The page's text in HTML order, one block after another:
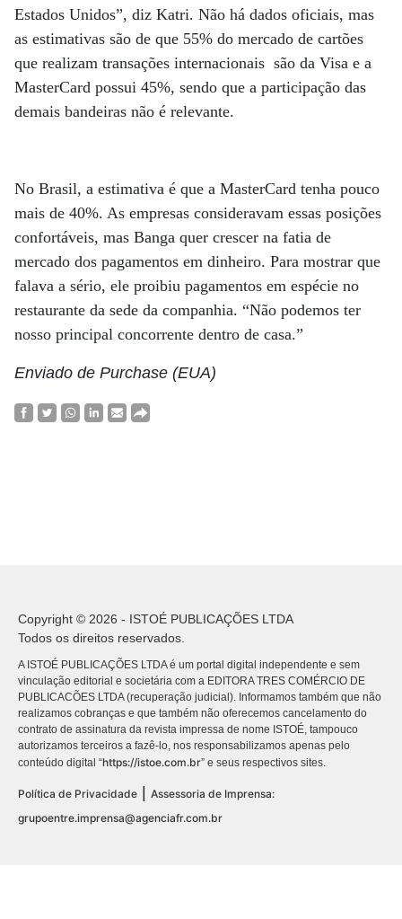
Estados Unidos”, diz Katri. Não há dados oficiais, mas
as estimativas são de que 55% do mercado de cartões
que realizam transações internacionais são da Visa e a
MasterCard possui 45%, sendo que a participação das
demais bandeiras não é relevante.
No Brasil, a estimativa é que a MasterCard tenha pouco
mais de 40%. As empresas consideravam essas posições
confortáveis, mas Banga quer crescer na fatia de
mercado dos pagamentos em dinheiro. Para mostrar que
falava a sério, ele proibiu pagamentos em espécie no
restaurante da sede da companhia. “Não podemos ter
nosso principal concorrente dentro de casa.”
Enviado de Purchase (EUA)
Copyright © 2026 - ISTOÉ PUBLICAÇÕES LTDA
Todos os direitos reservados.
A ISTOÉ PUBLICAÇÕES LTDA é um portal digital independente e sem
vinculação editorial e societária com a EDITORA TRES COMÉRCIO DE
PUBLICACÕES LTDA (recuperação judicial). Informamos também que não
realizamos cobranças e que também não oferecemos cancelamento do
contrato de assinatura da revista impressa de nome ISTOÉ, tampouco
autorizamos terceiros a fazê-lo, nos responsabilizamos apenas pelo
conteúdo digital “https://istoe.com.br” e seus respectivos sites.
Política de Privacidade | Assessoria de Imprensa:
grupoentre.imprensa@agenciafr.com.br